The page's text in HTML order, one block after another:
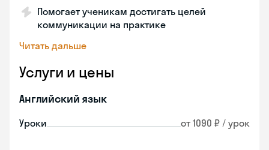
Помогает ученикам достигать целей
коммуникации на практике
Читать дальше
Услуги и цены
Английский язык
Уроки от 1090 ₽ / урок